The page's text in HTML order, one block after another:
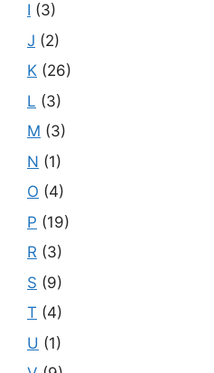
I (3)
J (2)
K (26)
L (3)
M (3)
N (1)
O (4)
P (19)
R (3)
S (9)
T (4)
U (1)